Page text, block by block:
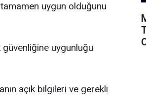
uygun olduğunu
güvenliğine uygunluğu
açık bilgileri ve gerekli